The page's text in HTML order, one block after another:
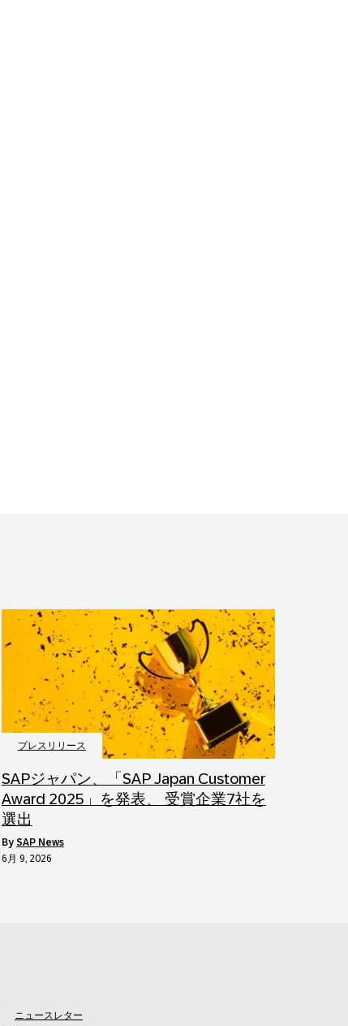
プレスリリース
SAPジャパン、「SAP Japan Customer
Award 2025」を発表、 受賞企業7社を
選出
by SAP News
6月 9, 2026
ニュースレター